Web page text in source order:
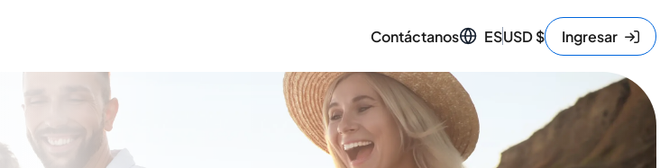
Contáctanos ESUSD$ Ingresar